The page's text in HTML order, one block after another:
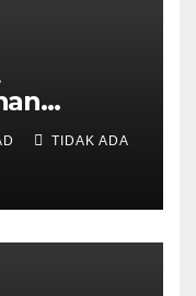
Tanah
Melalui
TIDAK ADA